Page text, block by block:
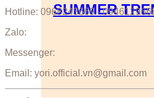
SUMMER
Hotline: 0968243669 -
Zalo:
Messenger:
Email: yori.official.vn@gmail.com